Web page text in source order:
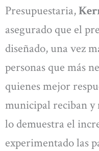
Presupuestaria,
asegurado que el
diseñado, una vez
personas que más
quienes mejor
municipal reciban y
lo demuestra el
experimentado las